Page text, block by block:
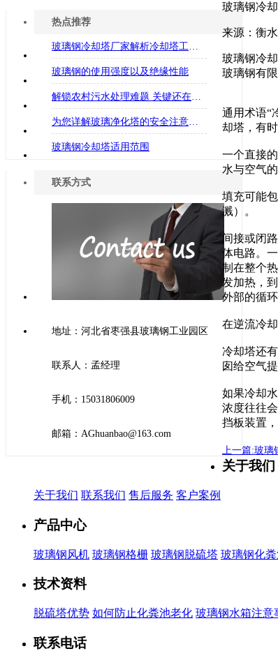
热点推荐
玻璃钢冷却塔厂家解析冷却塔工作的原理
玻璃钢的使用强度以及绝缘性能
解锁农村污水处理难题 关键还在这两大方面
为您详解玻璃净化塔的安全注意事项
玻璃钢冷却塔适用范围
联系方式
地址：河北省枣强县玻璃钢工业园区
联系人：孟经理
手机：15031806009
邮箱：AGhuanbao@163.com
玻璃钢冷
来源：衡
玻璃钢冷
玻璃钢有
通用术语“
却塔，有
一个直接
水与空气
填充可能
溅）。
间接或闭
体电路。
制在整个
发加热，
外部的循环
在逆流冷
冷却塔还
囱给空气
如果冷却
浓度往往
挡板装置
上一篇:玻璃
关于我们
关于我们 联系我们 售后服务 客户案例
产品中心
玻璃钢风机 玻璃钢格栅 玻璃钢脱硫塔 玻璃钢化
技术资料
脱硫塔优势 如何防止化粪池老化 玻璃钢水箱注意
联系电话